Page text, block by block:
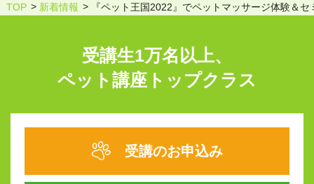
TOP 新着情報 『ペット王国2022』でペットマッサージ体験＆
受講生1万名以上、
ペット講座トップクラス
受講のお申込み